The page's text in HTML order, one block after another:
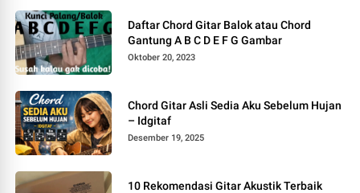
Daftar Chord Gitar Balok atau Chord
Gantung A B C D E F G Gambar
Oktober 20, 2023
Chord Gitar Asli Sedia Aku Sebelum Hujan
– Idgitaf
Desember 19, 2025
10 Rekomendasi Gitar Akustik Terbaik